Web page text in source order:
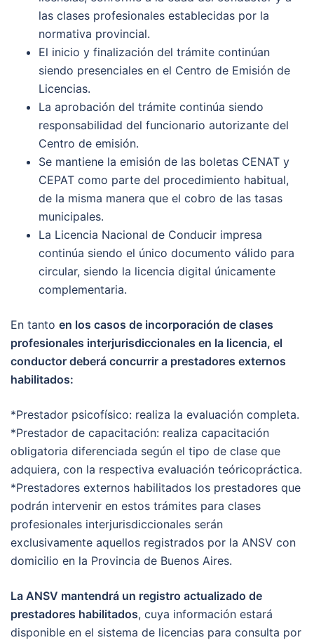
las clases profesionales establecidas por la
normativa provincial.
El inicio y finalización del trámite continúan
siendo presenciales en el Centro de Emisión de
Licencias.
La aprobación del trámite continúa siendo
responsabilidad del funcionario autorizante del
Centro de emisión.
Se mantiene la emisión de las boletas CENAT y
CEPAT como parte del procedimiento habitual,
de la misma manera que el cobro de las tasas
municipales.
La Licencia Nacional de Conducir impresa
continúa siendo el único documento válido para
circular, siendo la licencia digital únicamente
complementaria.
En tanto en los casos de incorporación de clases
profesionales interjurisdiccionales en la licencia, el
conductor deberá concurrir a prestadores externos
habilitados:
*Prestador psicofísico: realiza la evaluación completa.
*Prestador de capacitación: realiza capacitación
obligatoria diferenciada según el tipo de clase que
adquiera, con la respectiva evaluación teóricopráctica.
*Prestadores externos habilitados los prestadores que
podrán intervenir en estos trámites para clases
profesionales interjurisdiccionales serán
exclusivamente aquellos registrados por la ANSV con
domicilio en la Provincia de Buenos Aires.
La ANSV mantendrá un registro actualizado de
prestadores habilitados, cuya información estará
disponible en el sistema de licencias para consulta por